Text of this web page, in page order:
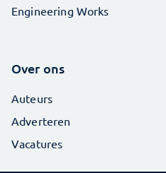
Engineering Works
Over ons
Auteurs
Adverteren
Vacatures